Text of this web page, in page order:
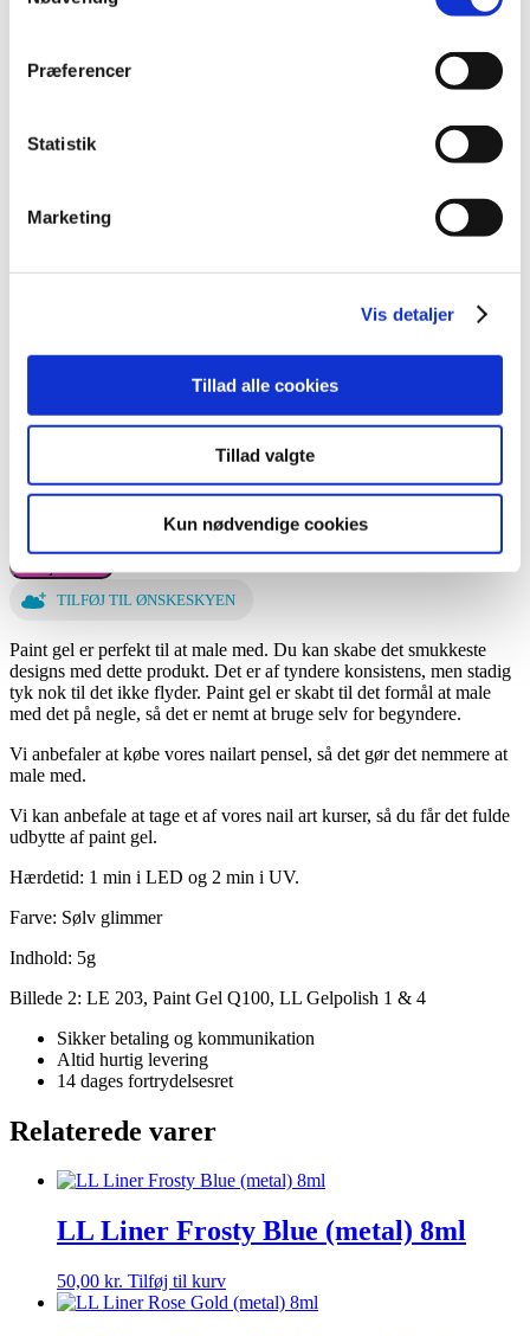
Præferencer
Statistik
Marketing
Vis detaljer
Tillad alle cookies
Tillad valgte
Kun nødvendige cookies
Søg
Agate Gel Paint Q100
65,00kr.
TILFØJ TIL ØNSKESKYEN
Paint gel er perfekt til at male med. Du kan skabe det smukkeste
designs med dette produkt. Det er af tyndere konsistens, men stadig
tyk nok til det ikke flyder. Paint gel er skabt til det formål at male
med det på negle, så det er nemt at bruge selv for begyndere.
Vi anbefaler at købe vores nailart pensel, så det gør det nemmere at
male med.
Vi kan anbefale at tage et af vores nail art kurser, så du får det fulde
udbytte af paint gel.
Hærdetid: 1 min i LED og 2 min i UV.
Farve: Sølv glimmer
Indhold: 5g
Billede 2: LE 203, Paint Gel Q100, LL Gelpolish 1 & 4
Sikker betaling og kommunikation
Altid hurtig levering
14 dages fortrydelsesret
Relaterede varer
LL Liner Frosty Blue (metal) 8ml
50,00 kr. Tilføj til kurv